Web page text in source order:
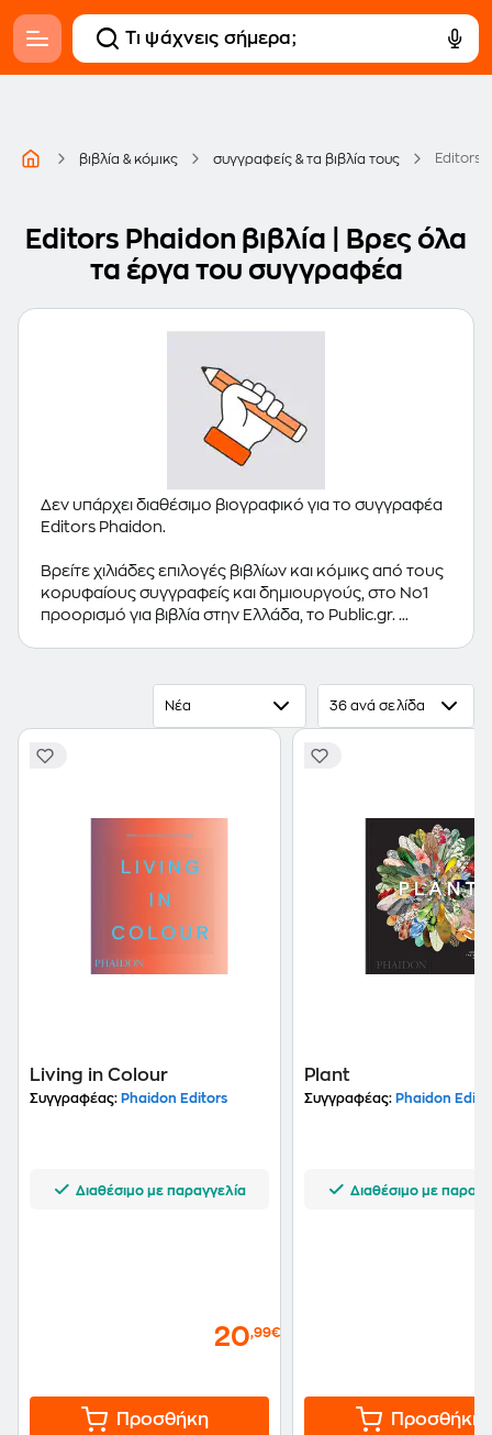
βιβλία & κόμικς συγγραφείς & τα βιβλία τους Editors
Editors Phaidon βιβλία | Βρες όλα
τα έργα του συγγραφέα
Δεν υπάρχει διαθέσιμο βιογραφικό για το συγγραφέα
Editors Phaidon.
Βρείτε χιλιάδες επιλογές βιβλίων και κόμικς από τους
κορυφαίους συγγραφείς και δημιουργούς, στο Νο1
προορισμό για βιβλία στην Ελλάδα, το Public.gr.
Ξενόγλωσσα Βιβλία,Κόμικς
Νέα 36 ανά σελίδα
Living in Colour
Συγγραφέας: Phaidon Editors
Διαθέσιμο με παραγγελία
20,99€
Προσθήκη
Plant
Συγγραφέας: Phaidon
Διαθέσιμο με
Προσθήκη